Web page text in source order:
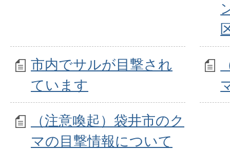
市内でサルが目撃され
ています
（注意喚起）袋井市のク
マの目撃情報について